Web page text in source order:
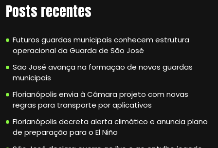
Posts recentes
Futuros guardas municipais conhecem estrutura
operacional da Guarda de São José
São José avança na formação de novos guardas
municipais
Florianópolis envia à Câmara projeto com novas
regras para transporte por aplicativos
Florianópolis decreta alerta climático e anuncia plano
de preparação para o El Niño